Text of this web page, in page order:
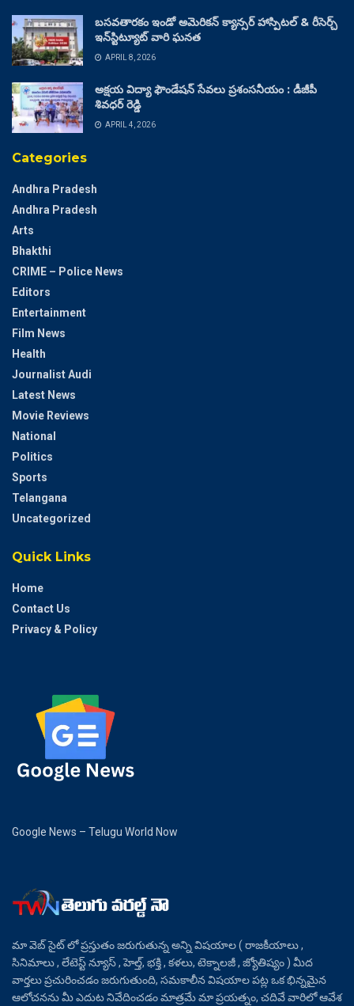
బసవతారకం ఇండో అమెరికన్ క్యాన్సర్ హాస్పిటల్ & రీసెర్చ్
ఇన్‌స్టిట్యూట్ వారి ఘనత
APRIL 8, 2026
అక్షయ విద్యా ఫౌండేషన్ సేవలు ప్రశంసనీయం : డీజీపీ
శివధర్ రెడ్డి
APRIL 4, 2026
Categories
Andhra Pradesh
Andhra Pradesh
Arts
Bhakthi
CRIME – Police News
Editors
Entertainment
Film News
Health
Journalist Audi
Latest News
Movie Reviews
National
Politics
Sports
Telangana
Uncategorized
Quick Links
Home
Contact Us
Privacy & Policy
Google News – Telugu World Now
మా వెబ్ సైట్ లో ప్రస్తుతం జరుగుతున్న అన్ని విషయాల ( రాజకీయాలు ,
సినిమాలు , లేటెస్ట్ న్యూస్ , హెల్త్, భక్తి , కళలు, టెక్నాలజీ , జ్యోతిష్యం ) మీద
వార్తలు ప్రచురించడం జరుగుతుంది, సమకాలీన విషయాల పట్ల ఒక భిన్నమైన
ఆలోచనను మీ ఎదుట నివేదించడం మాత్రమే మా ప్రయత్నం, చదివే వారిలో ఆవేశ